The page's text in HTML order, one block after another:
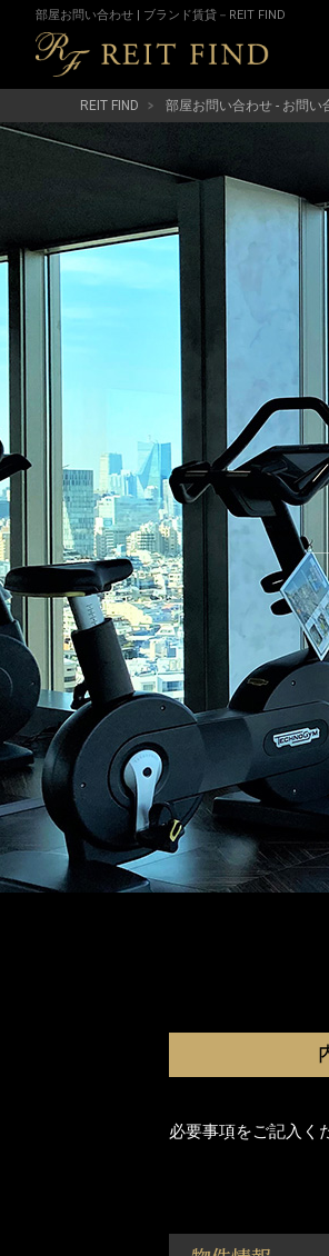
部屋お問い合わせ | ブランド賃貸－REIT FIND
REIT FIND 部屋お問い合わせ - お問い
必要事項をご記入く